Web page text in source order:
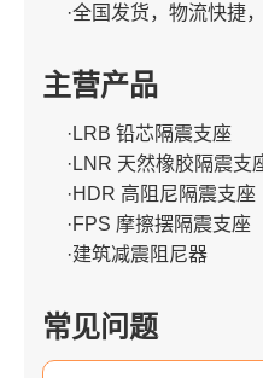
·全国发货，物流快捷
主营产品
·LRB 铅芯隔震支座
·LNR 天然橡胶隔震支
·HDR 高阻尼隔震支座
·FPS 摩擦摆隔震支座
·建筑减震阻尼器
常见问题